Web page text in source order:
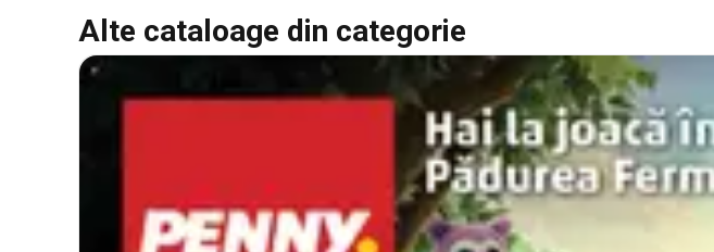
Alte cataloage din categorie